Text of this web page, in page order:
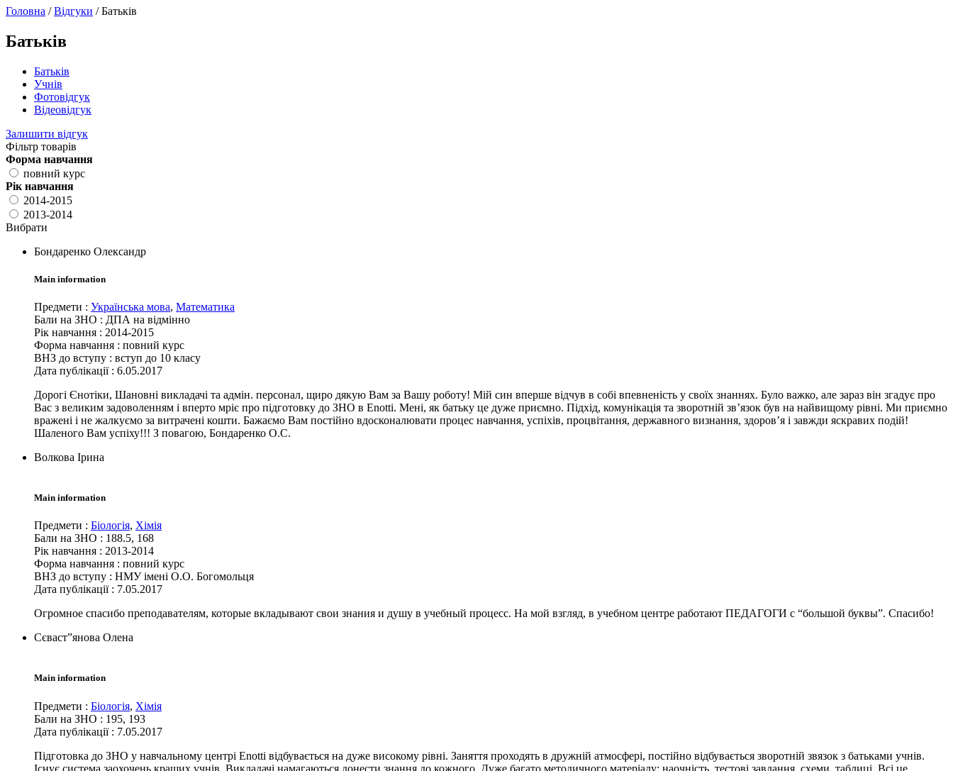
Головна /Відгуки /Батьків
Батьків
Батьків
Учнів
Фотовідгук
Відеовідгук
Залишити відгук
Фільтр товарів
Форма навчання
повний курс
Рік навчання
2014-2015
2013-2014
Вибрати
Бондаренко Олександр
Main information
Предмети : Українська мова, Математика
Бали на ЗНО : ДПА на відмінно
Рік навчання : 2014-2015
Форма навчання : повний курс
ВНЗ до вступу : вступ до 10 класу
Дата публікації : 6.05.2017
Дорогі Єнотіки, Шановні викладачі та адмін. персонал, щиро дякую Вам за Вашу роботу! Мій син вперше відчув в собі впевненість у своїх знаннях. Було важко, але зараз він згадує про
Вас з великим задоволенням і вперто мріє про підготовку до ЗНО в Enotti. Мені, як батьку це дуже приємно. Підхід, комунікація та зворотній зв’язок був на найвищому рівні. Ми приємно
вражені і не жалкуємо за витрачені кошти. Бажаємо Вам постійно вдосконалювати процес навчання, успіхів, процвітання, державного визнання, здоров’я і завжди яскравих подій!
Шаленого Вам успіху!!! З повагою, Бондаренко О.С.
Волкова Ірина
Main information
Предмети : Біологія, Хімія
Бали на ЗНО : 188.5, 168
Рік навчання : 2013-2014
Форма навчання : повний курс
ВНЗ до вступу : НМУ імені О.О. Богомольця
Дата публікації : 7.05.2017
Огромное спасибо преподавателям, которые вкладывают свои знания и душу в учебный процесс. На мой взгляд, в учебном центре работают ПЕДАГОГИ с “большой буквы”. Спасибо!
Сєваст”янова Олена
Main information
Предмети : Біологія, Хімія
Бали на ЗНО : 195, 193
Дата публікації : 7.05.2017
Підготовка до ЗНО у навчальному центрі Enotti відбувається на дуже високому рівні. Заняття проходять в дружній атмосфері, постійно відбувається зворотній звязок з батьками учнів.
Існує система заохочень кращих учнів. Викладачі намагаються донести знання до кожного. Дуже багато методичного матеріалу: наочність, тестові завдання, схеми, таблиці. Всі це